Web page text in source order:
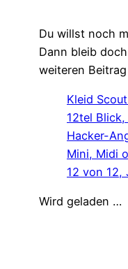
Du willst noch
Dann bleib
weiteren
Kleid
12tel
Hacker-
Mini, Midi
12 von 12,
Wird geladen …